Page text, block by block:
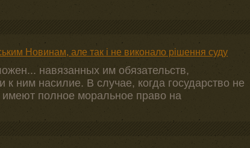
Новинам, але так і не виконало рішення суду
навязанных им обязательств,
к ним насилие. В случае, когда государство не
имеют полное моральное право на